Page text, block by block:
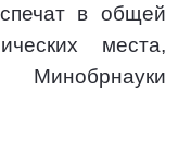
в общей
места,
Минобрнауки